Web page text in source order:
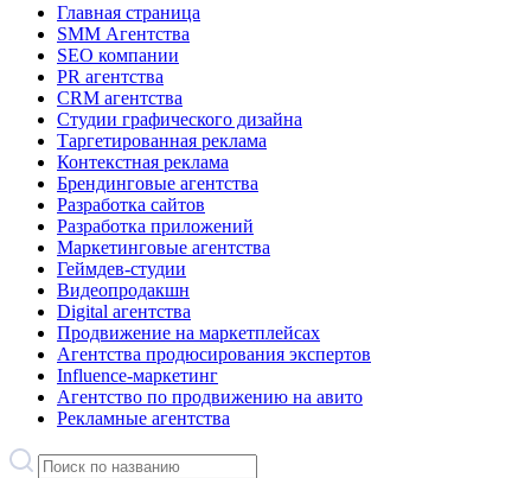
Главная страница
SMM Агентства
SEO компании
PR агентства
CRM агентства
Студии графического дизайна
Таргетированная реклама
Контекстная реклама
Брендинговые агентства
Разработка сайтов
Разработка приложений
Маркетинговые агентства
Геймдев-студии
Видеопродакшн
Digital агентства
Продвижение на маркетплейсах
Агентства продюсирования экспертов
Influence-маркетинг
Агентство по продвижению на авито
Рекламные агентства